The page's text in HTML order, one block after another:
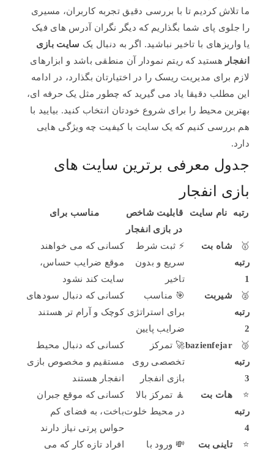
ما تلاش کردیم تا با بررسی دقیق تجربه کاربران، مسیری
را جلوی پای شما بگذاریم که دیگر نگران آدرس های فیک
یا واریزهای با تاخیر نباشید. اگر به دنبال یک سایت بازی
انفجار هستید که ریتم نمودار آن منطقی باشد و ابزارهای
لازم برای مدیریت ریسک را در اختیارتان بگذارد، در ادامه
این مطلب دقیقا یاد می گیرید که چطور مثل یک حرفه ای،
بهترین محیط را برای شروع خودتان انتخاب کنید. بیایید با
هم بررسی کنیم که یک سایت با کیفیت چه ویژگی هایی
دارد.
جدول معرفی برترین سایت های
بازی انفجار
رتبه نام سایت
قابلیت شاخص
در بازی انفجار
مناسب برای
🥇
رتبه
1
شاه بت
⚡ ثبت شرط
سریع و بدون
تاخیر
کسانی که می خواهند
موقع ضرایب حساس،
سایت کند نشود
🥈
رتبه
2
شیربت
🎯 مناسب
برای استراتژی
ضرایب پایین
کسانی که دنبال سودهای
کوچک و آرام تر هستند
🥉
رتبه
3
bazienfejar🚀 تمرکز
تخصصی روی
بازی انفجار
کسانی که دنبال محیط
مستقیم و مخصوص بازی
انفجار هستند
⭐
رتبه
4
هات بت
🧘 تمرکز بالا
در محیط خلوت
کسانی که موقع جبران
باخت، به فضای کم
حواس پرتی نیاز دارند
⭐
تاینی بت
💸 ورود با
افراد تازه کار که می